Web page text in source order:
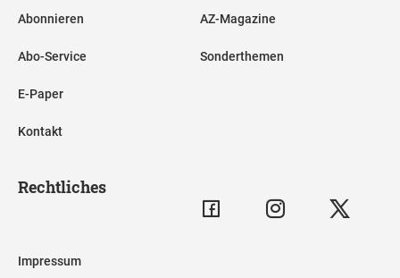
Abonnieren
Abo-Service
E-Paper
Kontakt
AZ-Magazine
Sonderthemen
Rechtliches
Impressum